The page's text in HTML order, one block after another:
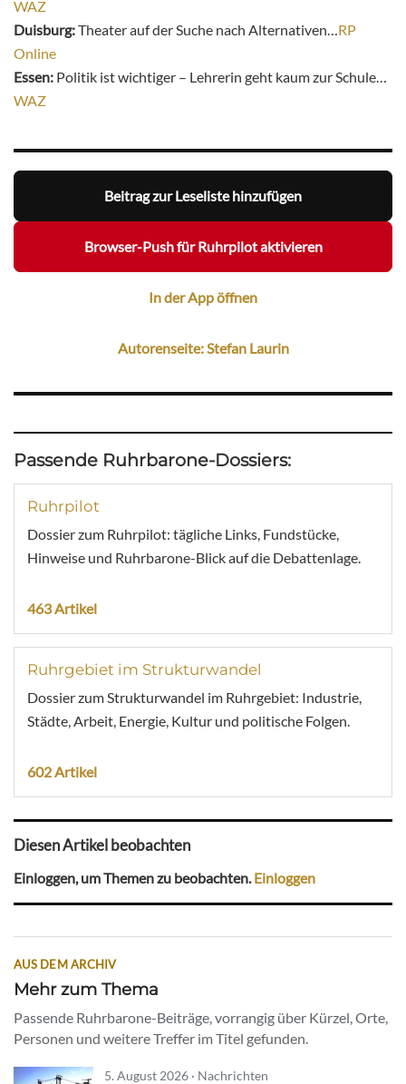
WAZ
Duisburg:Theater auf der Suche nach Alternativen…RP
Online
Essen: Politik ist wichtiger – Lehrerin geht kaum zur Schule…
WAZ
Beitrag zur Leseliste hinzufügen
Browser-Push für Ruhrpilot aktivieren
In der App öffnen
Autorenseite: Stefan Laurin
Passende Ruhrbarone-Dossiers:
Ruhrpilot
Dossier zum Ruhrpilot: tägliche Links, Fundstücke,
Hinweise und Ruhrbarone-Blick auf die Debattenlage.
463 Artikel
Ruhrgebiet im Strukturwandel
Dossier zum Strukturwandel im Ruhrgebiet: Industrie,
Städte, Arbeit, Energie, Kultur und politische Folgen.
602 Artikel
Diesen Artikel beobachten
Einloggen, um Themen zu beobachten.Einloggen
AUS DEM ARCHIV
Mehr zum Thema
Passende Ruhrbarone-Beiträge, vorrangig über Kürzel, Orte,
Personen und weitere Treffer im Titel gefunden.
5. August 2026 · Nachrichten